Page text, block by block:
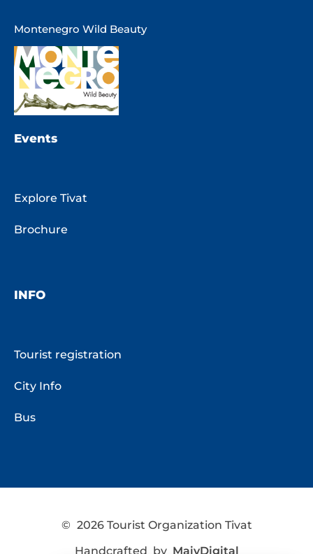
Montenegro Wild Beauty
Events
Explore Tivat
Brochure
INFO
Tourist registration
City Info
Bus
© 2026 Tourist Organization Tivat
Handcrafted by MaivDigital